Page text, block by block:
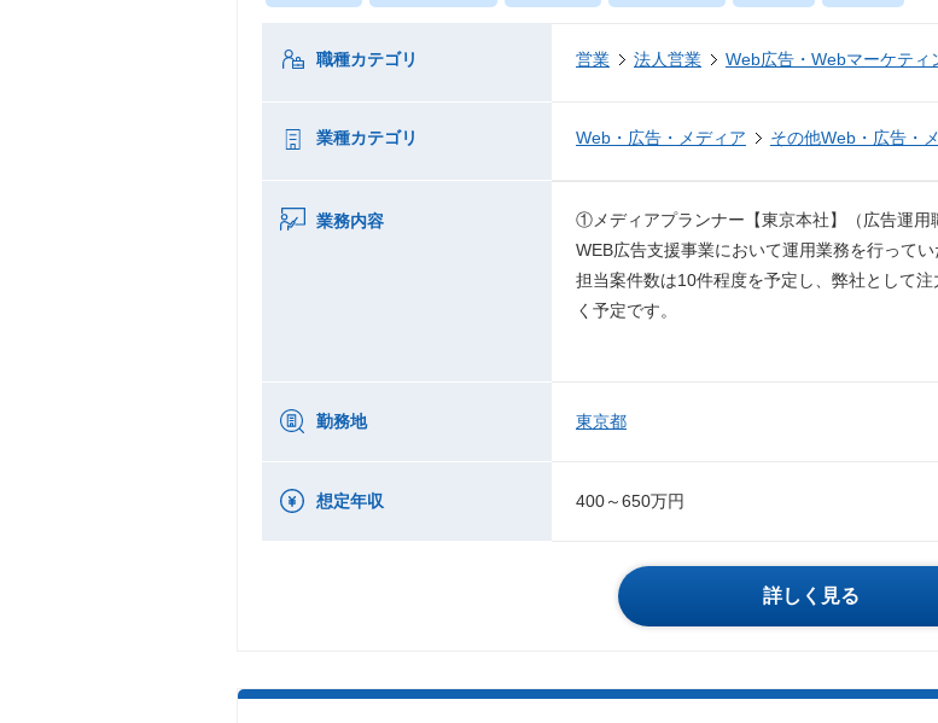
職種カテゴリ 営業 法人営業 Web広告・Webマーケティ
業種カテゴリ Web・広告・メディア その他Web・広告・
業務内容
①メディアプランナー【東京本社】（広告運用
WEB広告支援事業において運用業務を行ってい
担当案件数は10件程度を予定し、弊社として
く予定です。
勤務地 東京都
想定年収 400～650万円
詳しく見る